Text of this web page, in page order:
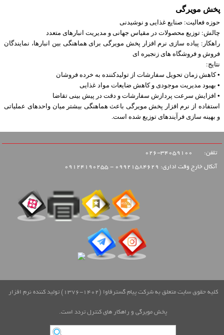
پخش مویرگی
حوزه فعالیت: صنایع غذایی و نوشیدنی
چالش: توزیع محصولات در مقیاس جهانی و مدیریت انبارهای متعدد
راهکار: پیاده سازی نرم افزار پخش مویرگی برای هماهنگی بین انبارها، نمایندگان
فروش و فروشگاه های زنجیره ای
نتایج:
• کاهش زمان تحویل سفارشات از تولیدکننده به خرده فروشان
• بهبود مدیریت موجودی و کاهش ضایعات مواد غذایی
• افزایش سرعت پردازش سفارشات و دقت در پیش بینی تقاضا
استفاده از نرم افزار پخش مویرگی باعث هماهنگی بیشتر میان واحدهای عملیاتی
و بهینه سازی فرآیندهای توزیع شده است.
تلفن:
آنکال خارج وقت اداری: 09921584629 - 09124190255
کلیه حقوق سایت متعلق به شرکت پیام گسترفاوا (1402-1376) تولید کننده نرم افزار
پخش مویرگی و راهکار های کنترل تردد است.